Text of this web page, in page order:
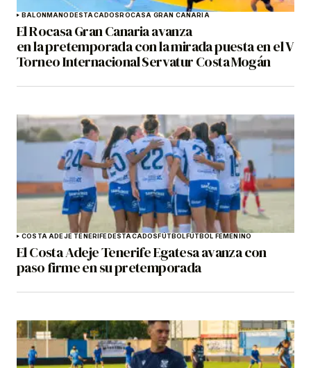
BALONMANODESTACADOSROCASA GRAN CANARIA
El Rocasa Gran Canaria avanza
en la pretemporada con la mirada puesta en el V
Torneo Internacional Servatur Costa Mogán
COSTA ADEJE TENERIFEDESTACADOSFÚTBOLFÚTBOL FEMENINO
El Costa Adeje Tenerife Egatesa avanza con
paso firme en su pretemporada